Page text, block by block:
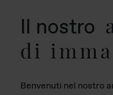
Il nostro
di
Benvenuti nel nostro